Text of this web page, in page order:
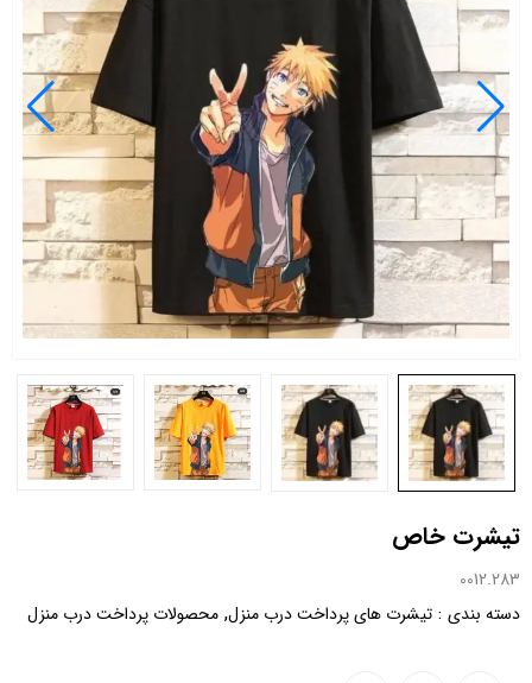
تیشرت خاص
0012.283
دسته بندی : تیشرت های پرداخت درب منزل, محصولات پرداخت درب منزل